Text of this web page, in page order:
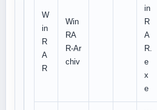
W
in
R
A
R
Win
RA
R-Ar
chiv
in
R
A
R.
e
x
e